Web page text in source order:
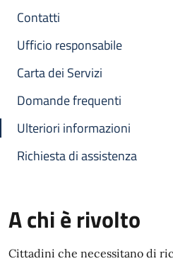
Contatti
Ufficio responsabile
Carta dei Servizi
Domande frequenti
Ulteriori informazioni
Richiesta di assistenza
A chi è rivolto
Cittadini che necessitano di